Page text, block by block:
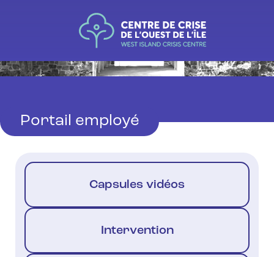
Portail employé
Capsules vidéos
Intervention